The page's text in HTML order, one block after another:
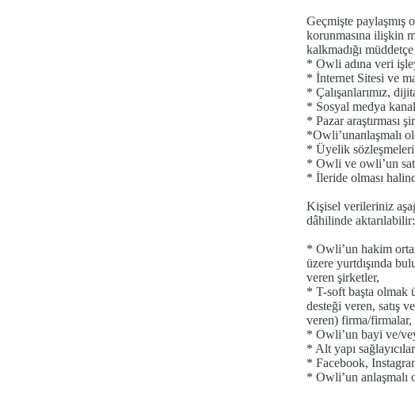
Geçmişte paylaşmış
korunmasına ilişkin
kalkmadığı
* Owli adına veri
* İnternet Sitesi ve
* Çalışanlarımız,
* Sosyal medya
* Pazar araştırması
*Owli’unanlaşmalı
* Üyelik
* Owli ve owli’un
* İleride olması
Kişisel verileriniz
dâhilinde aktarılabilir:
* Owli’un hakim
üzere yurtdışında
veren şirketler,
* T-soft başta olmak
desteği veren, satış
veren) firma/firmalar,
* Owli’un bayi ve/
* Alt yapı
* Facebook,
* Owli’un anlaşmalı